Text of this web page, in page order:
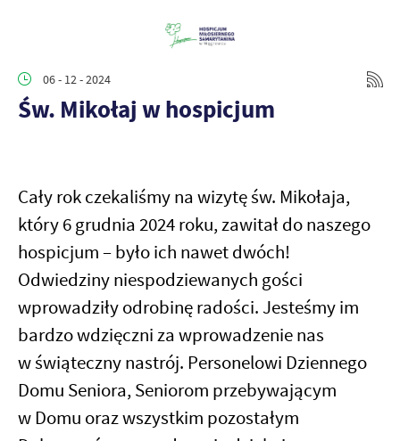
06 - 12 - 2024
Św. Mikołaj w hospicjum
Cały rok czekaliśmy na wizytę św. Mikołaja,
który 6 grudnia 2024 roku, zawitał do naszego
hospicjum – było ich nawet dwóch!
Odwiedziny niespodziewanych gości
wprowadziły odrobinę radości. Jesteśmy im
bardzo wdzięczni za wprowadzenie nas
w świąteczny nastrój. Personelowi Dziennego
Domu Seniora, Seniorom przebywającym
w Domu oraz wszystkim pozostałym